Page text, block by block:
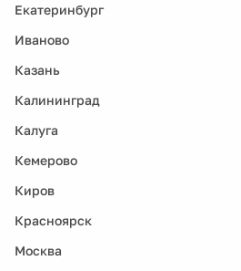
Екатеринбург
Иваново
Казань
Калининград
Калуга
Кемерово
Киров
Красноярск
Москва